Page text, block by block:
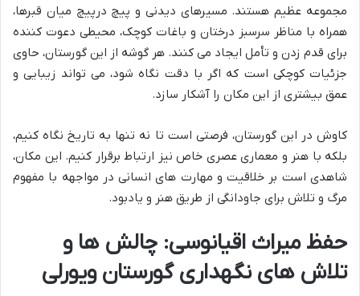
مجموعه عظیم هستند. مسیرهای دیدنی و پیچ درپیچ میان قبرها،
همراه با مناظر سرسبز درختان و باغات کوچک، محیطی دعوت کننده
برای قدم زدن و تأمل ایجاد می کنند. هر گوشه از این گورستان، حاوی
جزئیات کوچکی است که اگر با دقت نگاه شود، می تواند زیبایی و
عمق بیشتری از این مکان را آشکار سازد.
کاوش در این گورستان، فرصتی است تا نه تنها به تاریخ نگاه کنیم،
بلکه با هنر و معماری عصری خاص نیز ارتباط برقرار کنیم. این مکان،
شاهدی است بر خلاقیت و مهارت های انسانی در مواجهه با مفهوم
مرگ و تلاش برای جاودانگی از طریق هنر و یادبود.
حفظ میراث اقیانوسی: چالش ها و
تلاش های نگهداری گورستان ویورلی